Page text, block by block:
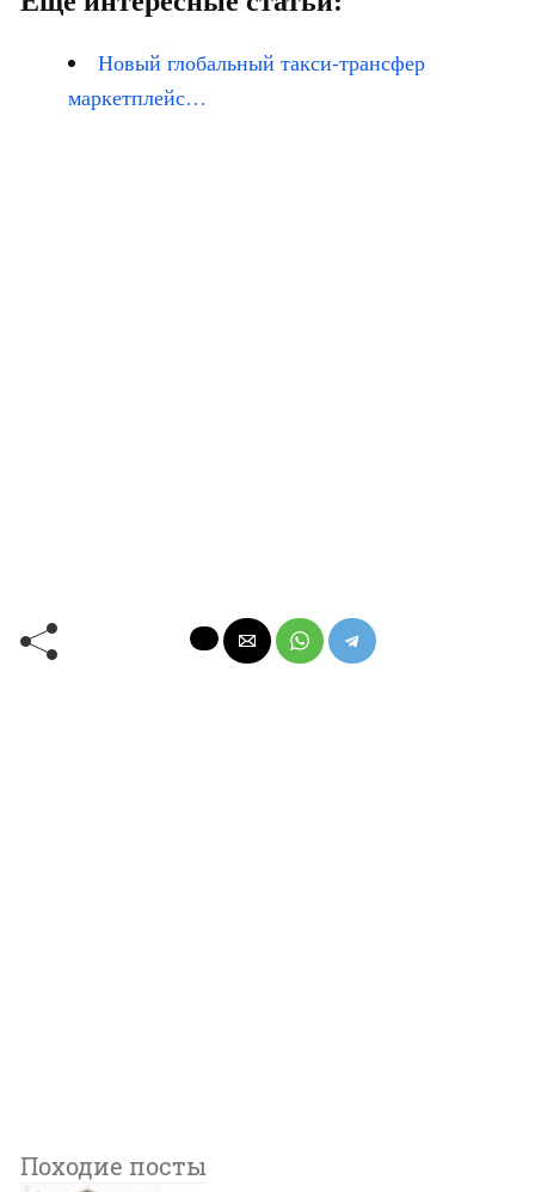
Новый глобальный такси-трансфер
маркетплейс…
Походие посты